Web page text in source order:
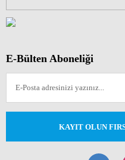
E-Bülten Aboneliği
KAYIT OLUN